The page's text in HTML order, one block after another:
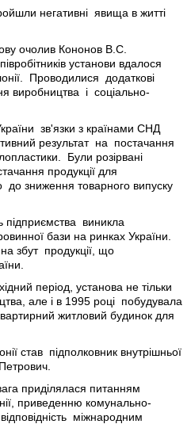
негативні явища в житті
очолив Кононов В.С.
установи вдалося
Проводилися додаткові
виробництва і соціально-
зв'язки з країнами СНД
результат на постачання
Були розірвані
продукції для
зниження товарного випуску
підприємства виникла
бази на ринках України.
збут продукції, що
період, установа не тільки
але і в 1995 році побудувала
житловий будинок для
став підполковник внутрішньої
приділялася питанням
приведенню комунально-
міжнародним